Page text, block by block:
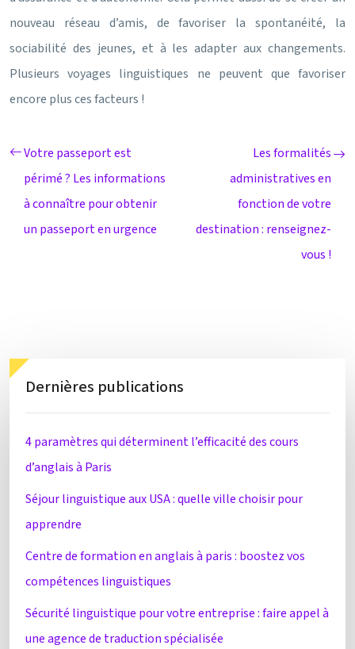
nouveau réseau d’amis, de favoriser la spontanéité, la
sociabilité des jeunes, et à les adapter aux changements.
Plusieurs voyages linguistiques ne peuvent que favoriser
encore plus ces facteurs !
Votre passeport est
périmé ? Les informations
à connaître pour obtenir
un passeport en urgence
Les formalités
administratives en
fonction de votre
destination : renseignez-
vous !
Dernières publications
4 paramètres qui déterminent l’efficacité des cours
d’anglais à Paris
Séjour linguistique aux USA : quelle ville choisir pour
apprendre
Centre de formation en anglais à paris : boostez vos
compétences linguistiques
Sécurité linguistique pour votre entreprise : faire appel à
une agence de traduction spécialisée